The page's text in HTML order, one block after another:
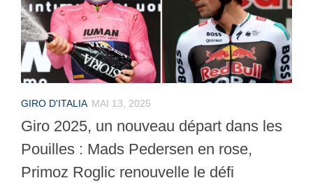
GIRO D'ITALIA MAI 13, 2025
Giro 2025, un nouveau départ dans les
Pouilles : Mads Pedersen en rose,
Primoz Roglic renouvelle le défi